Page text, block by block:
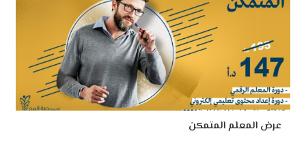
عرض المعلم المتمكن